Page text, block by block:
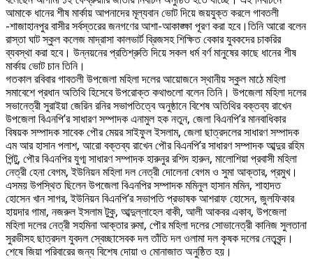
আমাকে ধানের শীষ মার্কায় আপনাদের মূল্যবান ভোট দিয়ে জয়যুক্ত করলে গাবতলী
-শাজাহানপুর বাসীর সর্বস্তরের জনগণের আশা-আকাঙ্ক্ষা পূরণ করা হবে।তিনি আরো বলেন
রাস্তা ঘাট স্কুল কলেজ মাদ্রাসা কালভার্ট ব্রিজসহ শিক্ষিত বেকার যুবকদের চাকরির
ব্যবস্থা করা হবে। উন্নয়নের প্রতিশ্রুতি দিয়ে সকল ধর্ম বর্ণ মানুষের কাছে ধানের শীষ
মার্কায় ভোট চান তিনি।
গতকাল রবিবার গাবতলী উপজেলা মহিলা দলের আয়োজনে স্থানীয় স্কুল মাঠে মহিলা
সমাবেশে প্রধান অতিথি হিসেবে উপরোক্ত কথাগুলো বলেন তিনি। উপজেলা মহিলা দলের
সভানেত্রী সুরাইয়া জেরিন রনির সভাপতিত্বে অনুষ্ঠানে বিশেষ অতিথির বক্তব্য রাখেন
উপজেলা বিএনপি’র সাধারণ সম্পাদক এনামুল হক নতুন, জেলা বিএনপি’র মানবাধিকার
বিষয়ক সম্পাদক সাবেক পৌর মেয়র সাইফুল ইসলাম, জেলা ছাত্রদলের সাধারণ সম্পাদক
এম আর হাসান পলাশ, আরো বক্তব্য রাখেন পৌর বিএনপি’র সাধারণ সম্পাদক আব্দুর রহিম
পিন্টু, পৌর বিএনপির যুগ্ম সাধারণ সম্পাদক হারুনুর রশিদ হারুন, মালোশিয়া প্রবাসী মহিলা
নেত্রী হেনা বেগম, ইউনিয়ন মহিলা দল নেত্রী দোলেনা বেগম ও সুমা আক্তার, প্রমুখ।
এসময় উপস্থিত ছিলেন উপজেলা বিএনপির সম্পাদক মমিনুল হাসান মমিন, শাহাদত
হোসেন খান সাগর, ইউনিয়ন বিএনপি’র সভাপতি প্রভাষক আশরাফ হোসেন, জুলফিকার
হায়দার গামা, নজরুল ইসলাম টুকু, আব্দুল্লাহেল বাকী, আলী আকবর একাব, উপজেলা
মহিলা দলের নেত্রী সহমিনা আক্তার রুমা, পৌর মহিলা দলের সোভানেত্রী কানিজ সুলতানা
সুরভীসহ ছাত্রদল যুবদল স্বেচ্ছাসেবক দল তাঁতি দল ওলামা দল কৃষক দলের নেতৃবৃন্দ।
শেষে জিয়া পরিবারের জন্য বিশেষ দোয়া ও মোনাজাত অনুষ্ঠিত হয়।